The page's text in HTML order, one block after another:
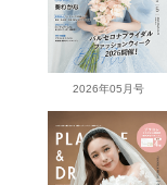
2026年05月号